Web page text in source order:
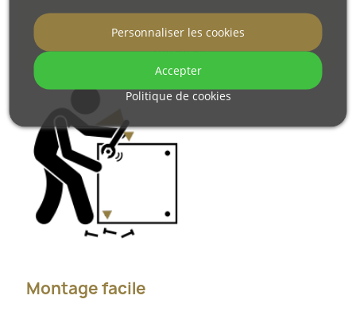
Découvrez comment nous emballons nos
miroirs.
Montage facile
Politique de cookies
Personnaliser les cookies
Accepter